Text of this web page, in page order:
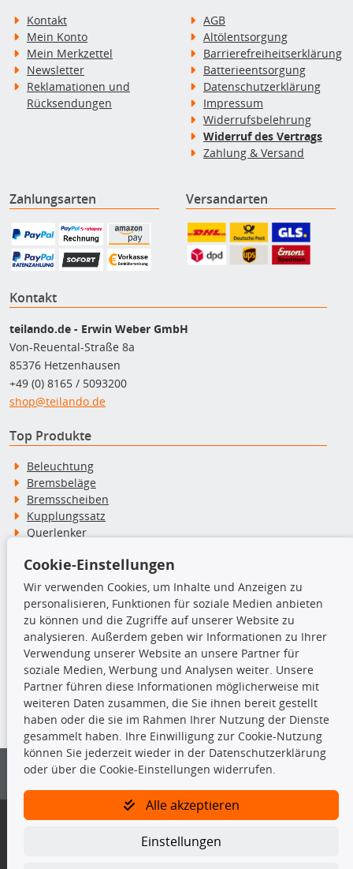
Kontakt
Mein Konto
Mein Merkzettel
Newsletter
Reklamationen und
Rücksendungen
AGB
Altölentsorgung
Barrierefreiheitserklärung
Batterieentsorgung
Datenschutzerklärung
Impressum
Widerrufsbelehrung
Widerruf des Vertrags
Zahlung & Versand
Zahlungsarten Versandarten
Kontakt
teilando.de - Erwin Weber GmbH
Von-Reuental-Straße 8a
85376 Hetzenhausen
+49 (0) 8165 / 5093200
shop@teilando.de
Top Produkte
Beleuchtung
Bremsbeläge
Bremsscheiben
Kupplungssatz
Querlenker
Stoßdämpfer
TecDoc Inside
Die hier angezeigten Daten insbesondere die gesamte Datenbank dürfen
nicht kopiert werden.
Es ist zu unterlassen, die Daten oder die gesamte Datenbank ohne
vorherige Zustimmung von TecDoc zu vervielfältigen, zu verbreiten
und/oder diese Handlungen durch Dritte ausführen zu lassen. Ein
Bitte prüfen Sie, ob das über unseren Onlineshop identifizierte Ersatzteil
Gegebenenfalls sind ergänzende Informationen notwendig, um
Cookie-Einstellungen
Wir verwenden Cookies, um Inhalte und Anzeigen zu
personalisieren, Funktionen für soziale Medien anbieten
zu können und die Zugriffe auf unserer Website zu
analysieren. Außerdem geben wir Informationen zu Ihrer
Verwendung unserer Website an unsere Partner für
soziale Medien, Werbung und Analysen weiter. Unsere
Partner führen diese Informationen möglicherweise mit
weiteren Daten zusammen, die Sie ihnen bereit gestellt
haben oder die sie im Rahmen Ihrer Nutzung der Dienste
gesammelt haben. Ihre Einwilligung zur Cookie-Nutzung
können Sie jederzeit wieder in der Datenschutzerklärung
oder über die Cookie-Einstellungen widerrufen.
Alle akzeptieren
Einstellungen